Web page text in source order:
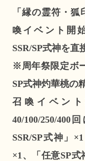
「縁の霊符・狐
喚イベント開
SSR/SP式神を直
※周年祭限定ボ
SP式神灼華桃の
召喚イベン
40/100/250/400
SSR/SP式神」
×1、「任意SP